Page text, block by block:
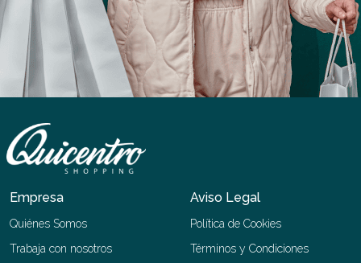
Empresa
Quiénes Somos
Trabaja con nosotros
Aviso Legal
Política de Cookies
Términos y Condiciones